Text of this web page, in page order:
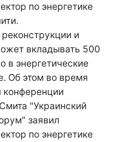
по энергетике
и
вкладывать 500
в энергетические
Об этом во время
конференции
"Украинский
заявил
по энергетике